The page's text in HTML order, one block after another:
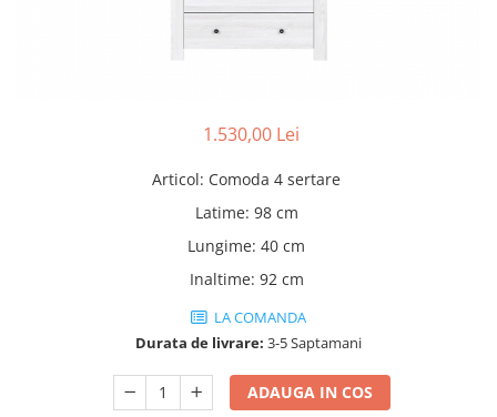
1.530,00 Lei
Articol: Comoda 4 sertare
Latime: 98 cm
Lungime: 40 cm
Inaltime: 92 cm
LA COMANDA
Durata de livrare: 3-5 Saptamani
ADAUGA IN COS